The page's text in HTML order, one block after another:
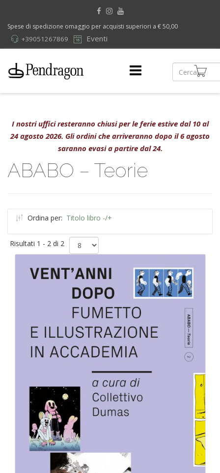
Spese di spedizione omaggio per acquisti superiori a € 50,00
Eventi
+39051267869
I nostri uffici resteranno chiusi per le ferie estive dal 10 al
24 agosto 2026. Gli ordini che arriveranno dopo il 6 agosto
saranno evasi a partire dal 24.
ABABO – Teorie
Ordina per: Titolo libro -/+
Risultati 1 - 2 di 2